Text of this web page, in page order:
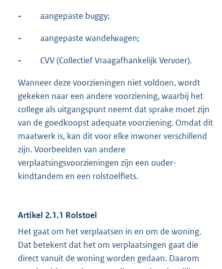
- aangepaste buggy;
- aangepaste wandelwagen;
- CVV (Collectief Vraagafhankelijk Vervoer).
Wanneer deze voorzieningen niet voldoen, wordt
gekeken naar een andere voorziening, waarbij het
college als uitgangspunt neemt dat sprake moet zijn
van de goedkoopst adequate voorziening. Omdat dit
maatwerk is, kan dit voor elke inwoner verschillend
zijn. Voorbeelden van andere
verplaatsingsvoorzieningen zijn een ouder-
kindtandem en een rolstoelfiets.
Artikel 2.1.1 Rolstoel
Het gaat om het verplaatsen in en om de woning.
Dat betekent dat het om verplaatsingen gaat die
direct vanuit de woning worden gedaan. Daarom